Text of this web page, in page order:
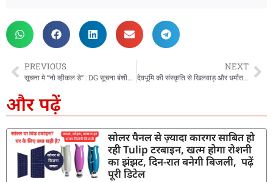
PREVIOUS
सूचना मे “नो व्हीकल डे” : DG सूचना बंशीधर तिवारी 16 किमी साइकिल चलाकर पहुंचे दफ्तर, अपर निदेशक और संयुक्त निदेशक, सूचना ने भी किया पालन
NEXT
देवभूमि की संस्कृति से खिलवाड़ और धर्मांतरण बर्दाश्त नहीं होगा: सीएम धामी
और पढ़ें
सोलर पैनल से ज़्यादा कारगर साबित हो
रही Tulip टरबाइन, खत्म होगा रोशनी
का झंझट, दिन-रात बनेगी बिजली, पढ़ें
पूरी डिटेल